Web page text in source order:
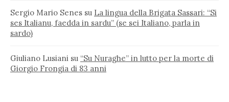
Sergio Mario Senes su La lingua della Brigata Sassari: “Si
ses Italianu, faedda in sardu” (se sei Italiano, parla in
sardo)
Giuliano Lusiani su “Su Nuraghe” in lutto per la morte di
Giorgio Frongia di 83 anni